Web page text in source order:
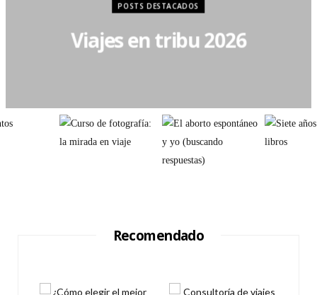
POSTS DESTACADOS
Viajes en tribu 2026
Recomendado